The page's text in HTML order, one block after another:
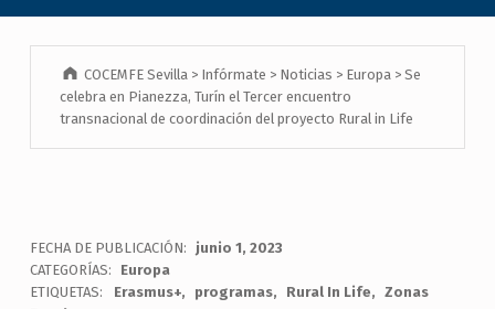
COCEMFE Sevilla > Infórmate > Noticias > Europa >Se
celebra en Pianezza, Turín el Tercer encuentro
transnacional de coordinación del proyecto Rural in Life
FECHA DE PUBLICACIÓN:
junio 1, 2023
CATEGORÍAS:
Europa
ETIQUETAS:
Erasmus+ programas Rural In Life
Zonas